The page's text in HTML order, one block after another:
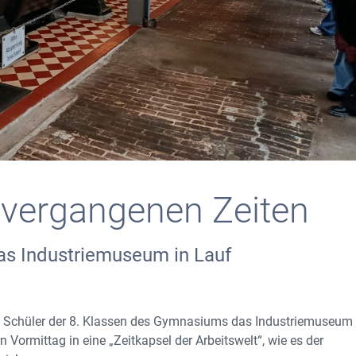
Zeiten
Industriemuseum in Lauf
der 8. Klassen des Gymnasiums das Industriemuseum
in eine „Zeitkapsel der Arbeitswelt“, wie es der